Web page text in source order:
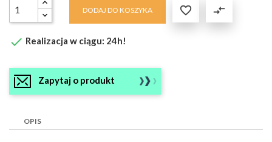
DODAJ DO KOSZYKA  compare_arrows
 Realizacja w ciągu: 24h!
Zapytaj o produkt
OPIS